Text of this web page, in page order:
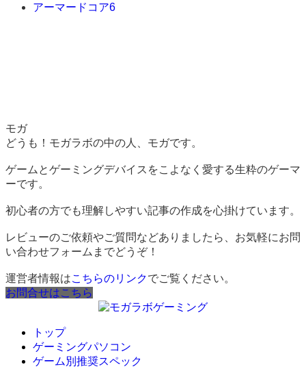
アーマードコア6
モガ
どうも！モガラボの中の人、モガです。
ゲームとゲーミングデバイスをこよなく愛する生粋のゲーマ
ーです。
初心者の方でも理解しやすい記事の作成を心掛けています。
レビューのご依頼やご質問などありましたら、お気軽にお問
い合わせフォームまでどうぞ！
運営者情報はこちらのリンクでご覧ください。
お問合せはこちら
トップ
ゲーミングパソコン
ゲーム別推奨スペック